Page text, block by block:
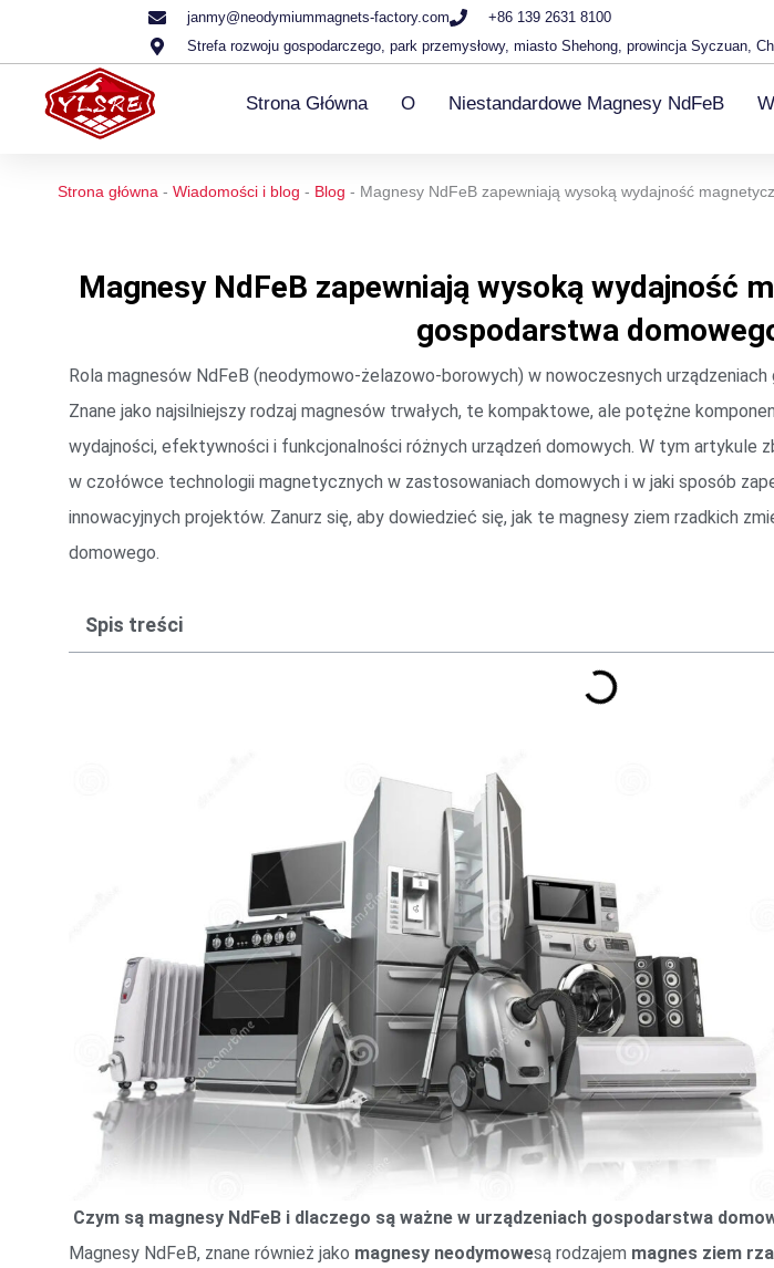
janmy@neodymiummagnets-factory.com
+86 139 2631 8100
Strefa rozwoju gospodarczego, park przemysłowy, miasto Shehong, prowincja Syczuan,
Strona Główna O Niestandardowe Magnesy NdFeB
Strona główna - Wiadomości i blog - Blog - Magnesy NdFeB zapewniają wysoką wydajność
Magnesy NdFeB zapewniają wysoką wydajność
gospodarstwa
Rola magnesów NdFeB (neodymowo-żelazowo-borowych) w nowoczesnych
Znane jako najsilniejszy rodzaj magnesów trwałych, te kompaktowe, ale potężne
wydajności, efektywności i funkcjonalności różnych urządzeń domowych. W tym artykule
w czołówce technologii magnetycznych w zastosowaniach domowych i w jaki sposób
innowacyjnych projektów. Zanurz się, aby dowiedzieć się, jak te magnesy ziem rzadkich
domowego.
Spis treści
Czym są magnesy NdFeB i dlaczego są ważne w urządzeniach gospodarstwa
Magnesy NdFeB, znane również jako magnesy neodymowesą rodzajem magnes ziem